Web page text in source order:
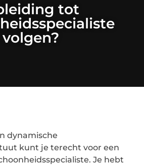
tot
volgen?
dynamische
kunt je terecht voor een
Je hebt